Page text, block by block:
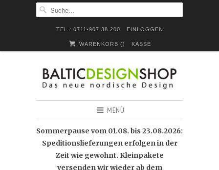
TEL.: 0711-907 38 200 EINLOGGEN
WARENKORB () KASSE
MENÜ
Sommerpause vom 01.08. bis 23.08.2026:
Speditionslieferungen erfolgen in der
Zeit wie gewohnt. Kleinpakete
versenden wir wieder ab dem